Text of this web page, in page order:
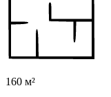
160 м²